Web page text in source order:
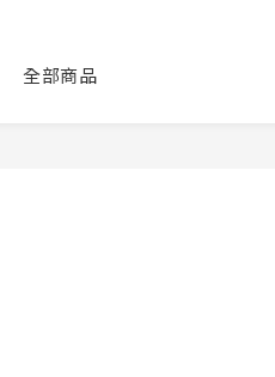
全部商品